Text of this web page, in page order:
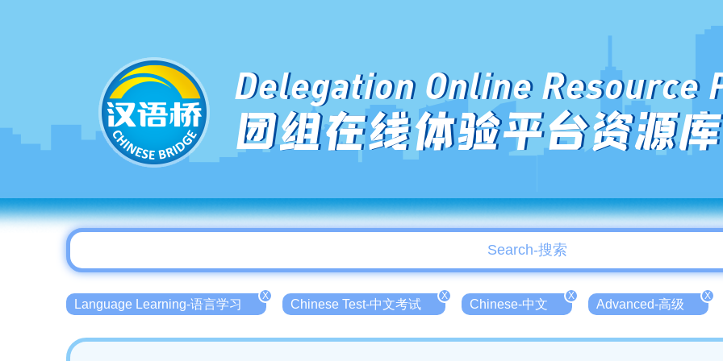
Delegation Online Resource
团组在线体验平台资源库
Language Learning-语言学习
X
Chinese Test-中文考试
X
Chinese-中文
X
Advanced-高级
X